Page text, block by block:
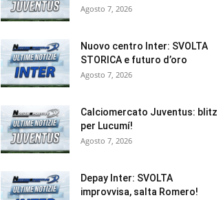
Agosto 7, 2026
Nuovo centro Inter: SVOLTA
STORICA e futuro d’oro
Agosto 7, 2026
Calciomercato Juventus: blitz
per Lucumí!
Agosto 7, 2026
Depay Inter: SVOLTA
improvvisa, salta Romero!